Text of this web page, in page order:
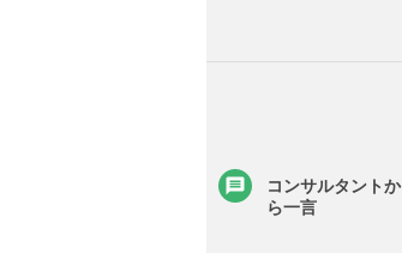
コンサルタントか
ら一言